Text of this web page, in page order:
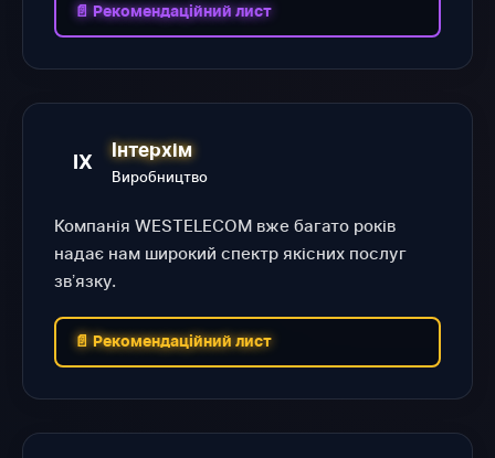
📄 Рекомендаційний лист
ІХ
Інтерхім
Виробництво
Компанія WESTELECOM вже багато років
надає нам широкий спектр якісних послуг
звʼязку.
📄 Рекомендаційний лист